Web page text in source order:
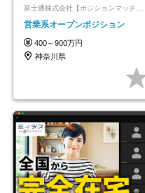
営業系オープンポジション
400～900万円
神奈川県